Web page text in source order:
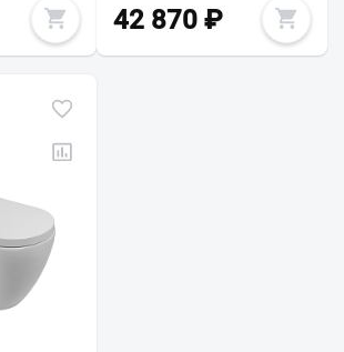
42 870₽